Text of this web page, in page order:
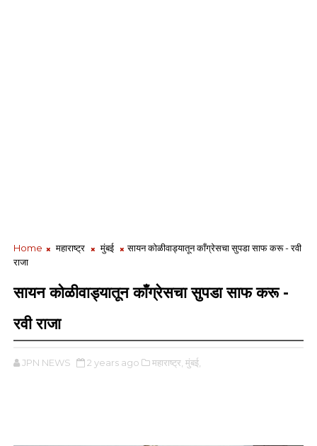
Home महाराष्ट्र मुंबई
सायन कोळीवाड्यातून काँग्रेसचा सुपडा साफ करू - रवी
राजा
सायन कोळीवाड्यातून काँग्रेसचा सुपडा साफ करू -
रवी राजा
JPN NEWS 2 years ago महाराष्ट्र, मुंबई,